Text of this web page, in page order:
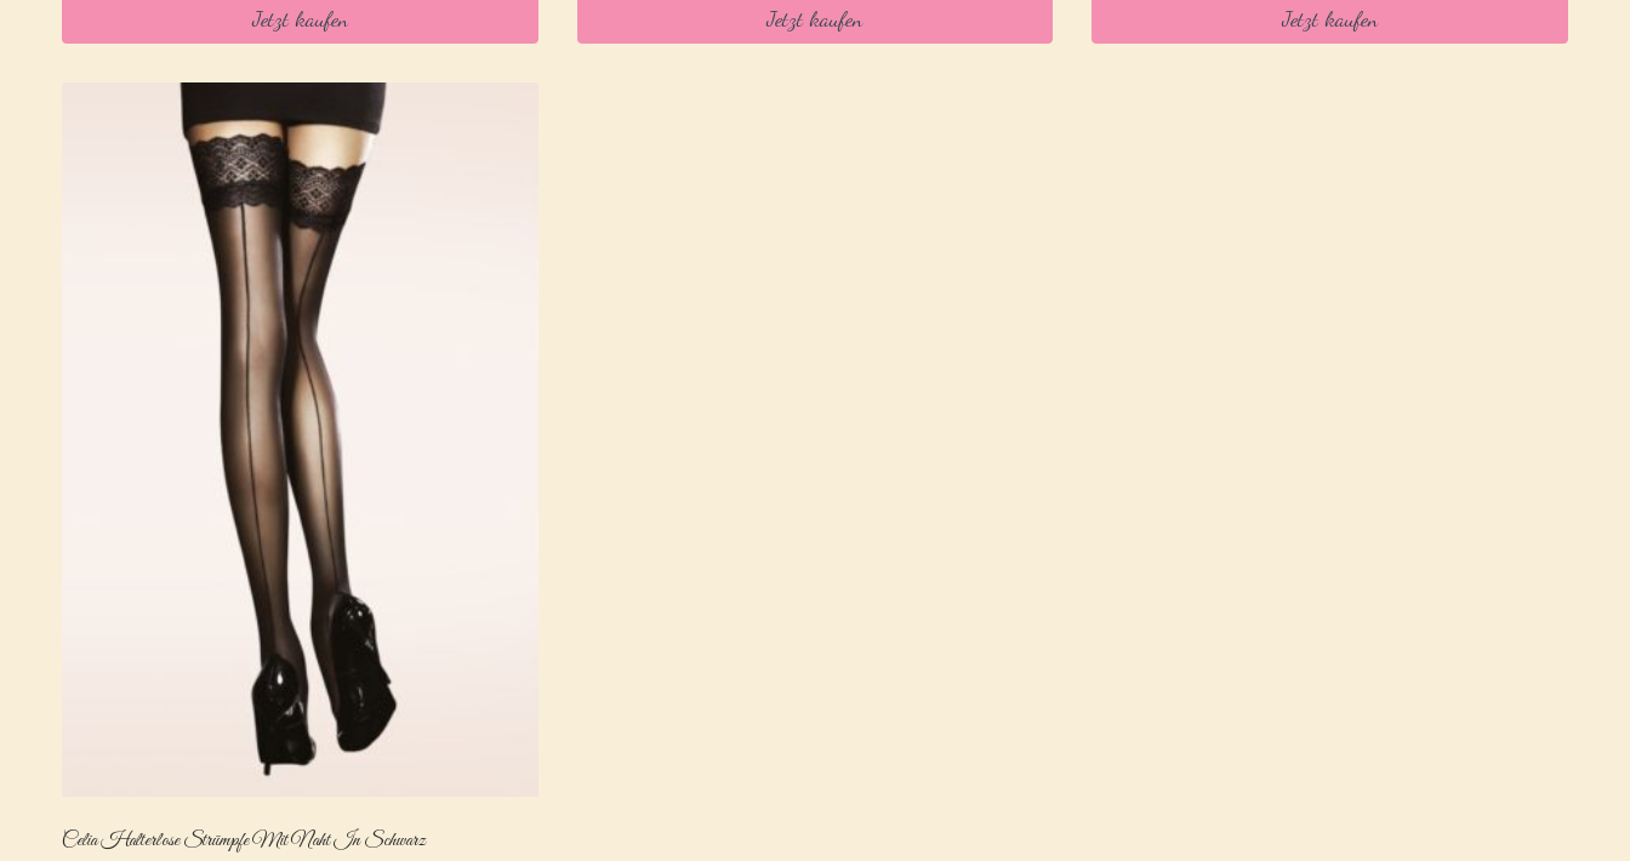
Jetzt kaufen Jetzt kaufen Jetzt kaufen
Celia Halterlose Strümpfe Mit Naht In Schwarz